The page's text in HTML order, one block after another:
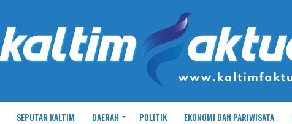
SEPUTAR KALTIM DAERAH POLITIK EKONOMI DAN PARIWISATA